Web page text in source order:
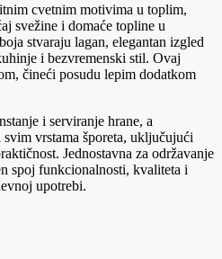
cvetnim motivima u toplim,
svežine i domaće topline u
stvaraju lagan, elegantan izgled
i bezvremenski stil. Ovaj
čineći posudu lepim dodatkom
i serviranje hrane, a
vrstama šporeta, uključujući
Jednostavna za održavanje
spoj funkcionalnosti, kvaliteta i
upotrebi.